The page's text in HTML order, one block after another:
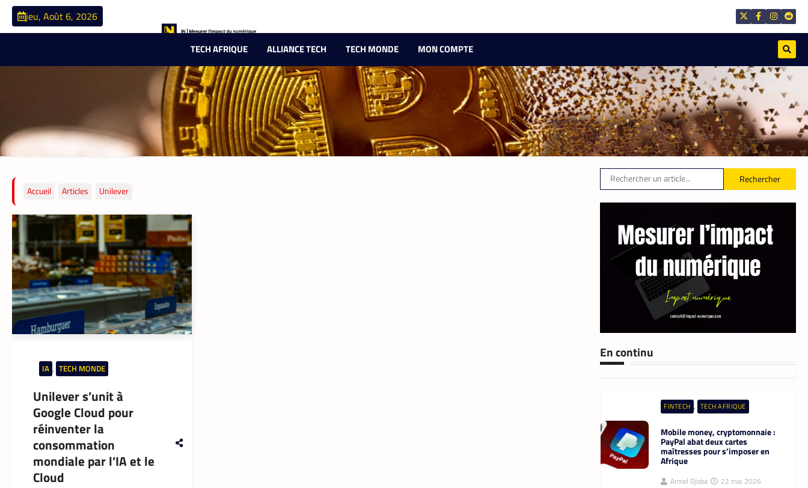
jeu, Août 6, 2026
TECH AFRIQUE ALLIANCE TECH TECH MONDE MON COMPTE
Accueil Articles Unilever
IA , TECH MONDE
Unilever s’unit à
Google Cloud pour
réinventer la
consommation
mondiale par l’IA et le
Cloud
Rechercher
En continu
21 mai 2026
À près de 70 ans, le doyen des
coursiers-partenaires Yango s’est
imposé comme l’un des
meilleurs
La Rédaction 14 mai 2026
APPLICATION TECH AFRIQUE
marché du travail ivoirien
La Rédaction 10 mai 2026
TECH MONDE , VTC
Heetch : désormais, les
La Rédaction 25 mai 2026
FINTECH , TECH AFRIQUE
Mobile money, cryptomonnaie :
PayPal abat deux cartes
maîtresses pour s’imposer en
Afrique
Armel Djoba 22 mai 2026